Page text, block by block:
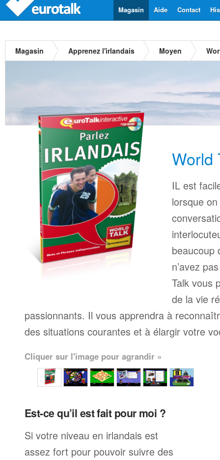
Contact
Aide
Magasin
Magasin Apprenez l'irlandais Moyen
World
IL est
lorsque
beaucoup
n’avez
Talk vous
de la vie
passionnants. Il vous apprendra à
des situations courantes et à élargir votre
Cliquer sur l'image pour agrandir »
Est-ce qu’il est fait pour moi ?
Si votre niveau en irlandais est
assez fort pour pouvoir suivre des